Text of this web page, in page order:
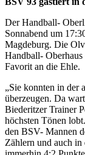
Der Handball-
Sonnabend um
Magdeburg. Die
Handball- Oberhaus
Favorit an die Ehle.
„Sie konnten in der
überzeugen. Da
Biederitzer Trainer
höchsten Tönen
den BSV- Mannen
Zählern und auch